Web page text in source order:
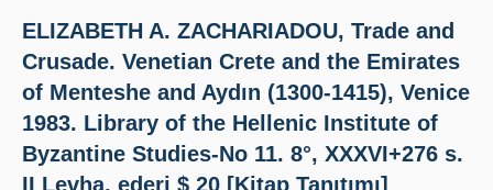
Dergi Kurulları
İlkeler
Yayın Politikaları
ELIZABETH A. ZACHARIADOU, Trade and
Crusade. Venetian Crete and the Emirates
of Menteshe and Aydın (1300-1415), Venice
1983. Library of the Hellenic Institute of
Byzantine Studies-No 11. 8°, XXXVI+276 s.
II Levha, ederi $ 20 [Kitap Tanıtımı]